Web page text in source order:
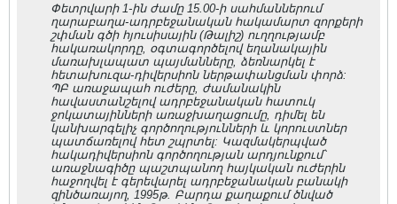
Փետրվարի 1-ին ժամը 15.00-ի սահմաններում
ղարաբաղա-ադրբեջանական հակամարտ զորքերի
շփման գծի հյուսիսային (Թալիշ) ուղղությամբ
հակառակորդը, օգտագործելով եղանակային
մառախլապատ պայմանները, ձեռնարկել է
հետախուզա-դիվերսիոն ներթափանցման փորձ:
ՊԲ առաջապահ ուժերը, ժամանակին
հավաստանշելով ադրբեջանական հատուկ
ջոկատայինների առաջխաղացումը, դիմել են
կանխարգելիչ գործողությունների և կորուստներ
պատճառելով հետ շպրտել: Կազմակերպված
հակադիվերսիոն գործողության արդյունքում՝
առաջնագիծը պաշտպանող հայկական ուժերին
հաջողվել է գերեվարել ադրբեջանական բանակի
զինծառայող, 1995թ. Բարդա քաղաքում ծնված